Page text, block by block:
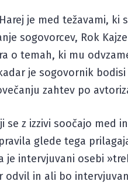
je med težavami,
sogovorcev, Rok
o temah, ki mu
je sogovornik
zahtev po
se z izzivi soočajo med
glede tega
je intervjuvani osebi
odvil in ali bo